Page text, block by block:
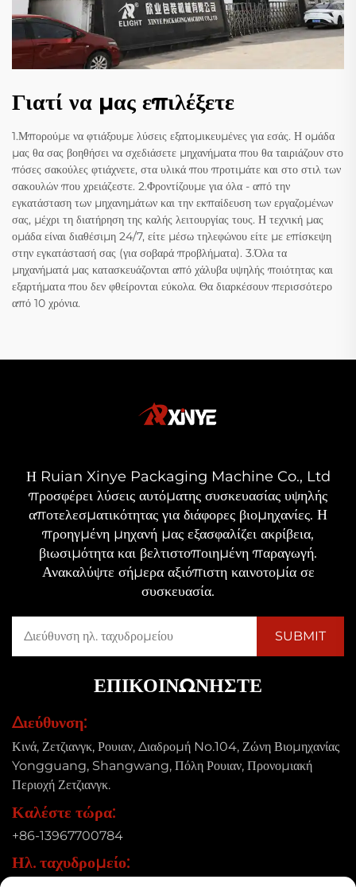
Γιατί να μας επιλέξετε
1.Μπορούμε να φτιάξουμε λύσεις εξατομικευμένες για εσάς. Η ομάδα
μας θα σας βοηθήσει να σχεδιάσετε μηχανήματα που θα ταιριάζουν στο
πόσες σακούλες φτιάχνετε, στα υλικά που προτιμάτε και στο στιλ των
σακουλών που χρειάζεστε. 2.Φροντίζουμε για όλα - από την
εγκατάσταση των μηχανημάτων και την εκπαίδευση των εργαζομένων
σας, μέχρι τη διατήρηση της καλής λειτουργίας τους. Η τεχνική μας
ομάδα είναι διαθέσιμη 24/7, είτε μέσω τηλεφώνου είτε με επίσκεψη
στην εγκατάστασή σας (για σοβαρά προβλήματα). 3.Όλα τα
μηχανήματά μας κατασκευάζονται από χάλυβα υψηλής ποιότητας και
εξαρτήματα που δεν φθείρονται εύκολα. Θα διαρκέσουν περισσότερο
από 10 χρόνια.
Η Ruian Xinye Packaging Machine Co., Ltd
προσφέρει λύσεις αυτόματης συσκευασίας υψηλής
αποτελεσματικότητας για διάφορες βιομηχανίες. Η
προηγμένη μηχανή μας εξασφαλίζει ακρίβεια,
βιωσιμότητα και βελτιστοποιημένη παραγωγή.
Ανακαλύψτε σήμερα αξιόπιστη καινοτομία σε
συσκευασία.
ΕΠΙΚΟΙΝΩΝΉΣΤΕ
Διεύθυνση:
Κινά, Ζετζιανγκ, Ρουιαν, Διαδρομή No.104, Ζώνη Βιομηχανίας
Yongguang, Shangwang, Πόλη Ρουιαν, Προνομιακή
Περιοχή Ζετζιανγκ.
Καλέστε τώρα:
+86-13967700784
Ηλ. ταχυδρομείο: